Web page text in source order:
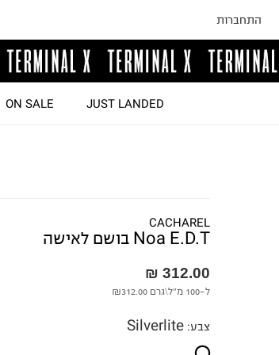
התחברות
JUST LANDED
ON SALE
CACHAREL
Noa E.D.T בושם לאישה
312.00 ₪
₪312.00 ל-100 מ"ל\גרם
צבע:
Silverlite